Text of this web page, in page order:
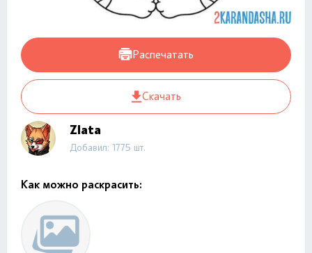
Распечатать
Скачать
Zlata
Добавил: 1775 шт.
Как можно раскрасить: